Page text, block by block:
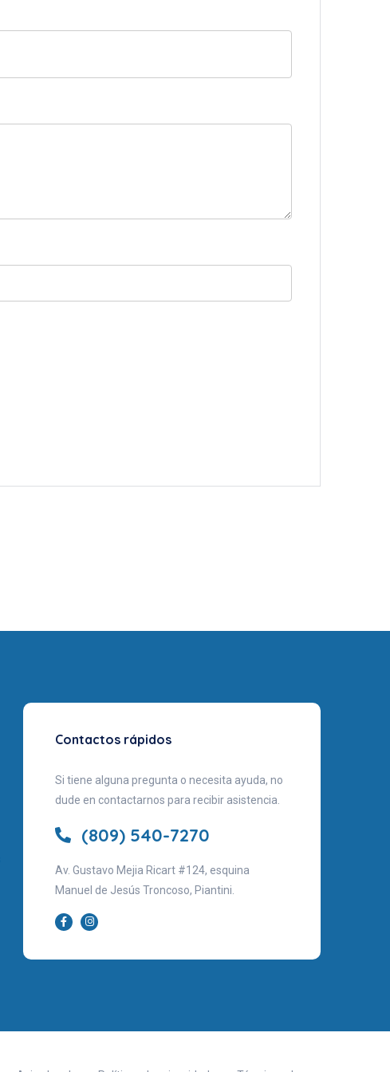
Contactos rápidos
Si tiene alguna pregunta o necesita ayuda, no
dude en contactarnos para recibir asistencia.
(809) 540-7270
Av. Gustavo Mejia Ricart #124, esquina
Manuel de Jesús Troncoso, Piantini.